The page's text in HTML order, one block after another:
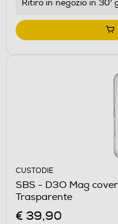
Ritiro in negozio in 30'
CUSTODIE
SBS - D3O Mag
Trasparente
€ 39,90